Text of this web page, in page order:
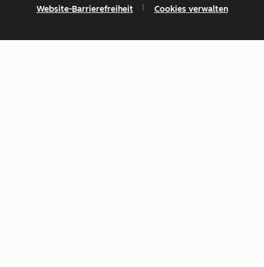
Website-Barrierefreiheit Cookies verwalten